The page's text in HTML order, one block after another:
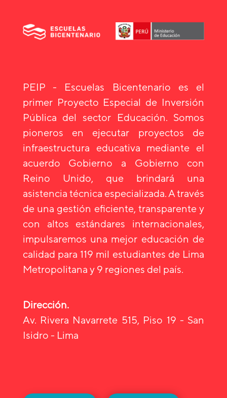
PEIP - Escuelas Bicentenario es el
primer Proyecto Especial de Inversión
Pública del sector Educación. Somos
pioneros en ejecutar proyectos de
infraestructura educativa mediante el
acuerdo Gobierno a Gobierno con
Reino Unido, que brindará una
asistencia técnica especializada. A través
de una gestión eficiente, transparente y
con altos estándares internacionales,
impulsaremos una mejor educación de
calidad para 119 mil estudiantes de Lima
Metropolitana y 9 regiones del país.
Dirección.
Av. Rivera Navarrete 515, Piso 19 - San
Isidro - Lima